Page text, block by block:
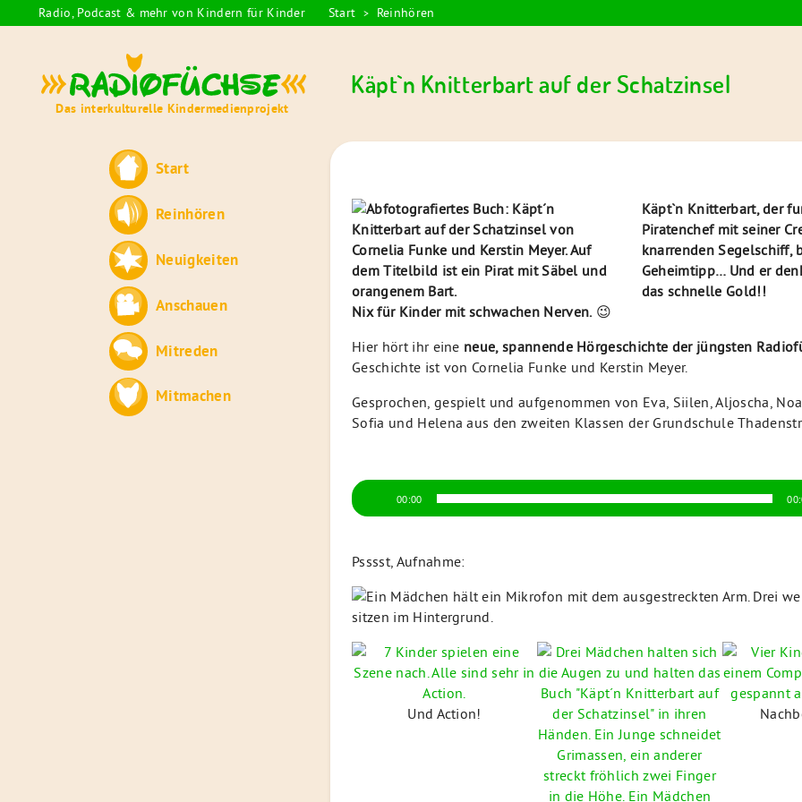
to
Radio, Podcast & mehr von Kindern für Kinder
Sie
Start > Reinhören
Das interkulturelle Kindermedienprojekt
Start
Reinhören
Neuigkeiten
Anschauen
Mitreden
Mitmachen
Käpt`n Knitterbart auf der Schatzinsel
Käpt`n Knitterbart, der
Piratenchef mit seiner
knarrenden Segelschiff,
Geheimtipp… Und er
das schnelle Gold!!
Nix für Kinder mit schwachen Nerven.😉
Hier hört ihr eine neue, spannende Hörgeschichte der jüngsten
Geschichte ist von Cornelia Funke und Kerstin Meyer.
Gesprochen, gespielt und aufgenommen von Eva, Siilen, Aljoscha,
Sofia und Helena aus den zweiten Klassen der Grundschule
Audio-
00:00
Psssst, Aufnahme:
Und Action!